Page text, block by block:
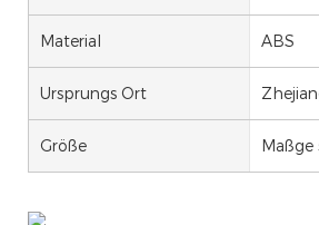
Material ABS
Ursprungs Ort
Größe Maßge